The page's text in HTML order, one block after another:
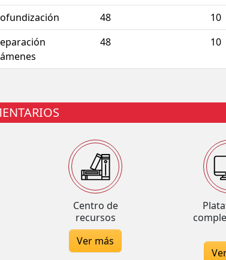
48
10
48 10
Centro de
recursos
Ver más